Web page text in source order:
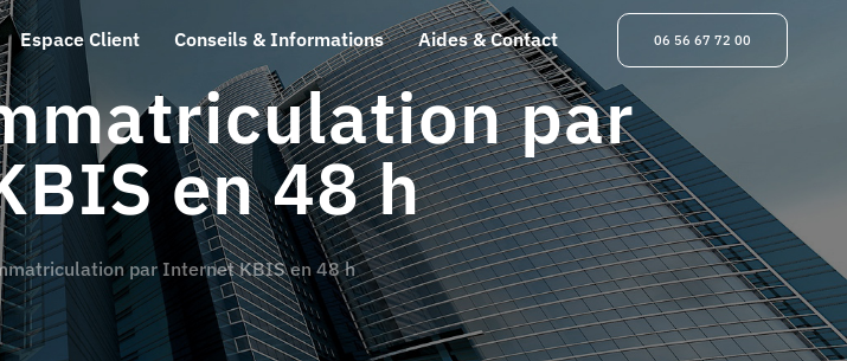
Espace Client Conseils & Informations Aides & Contact 06 56 67 72 00
par
en 48 h
par Internet KBIS en 48 h